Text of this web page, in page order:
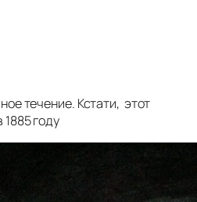
течение. Кстати, этот
1885 году